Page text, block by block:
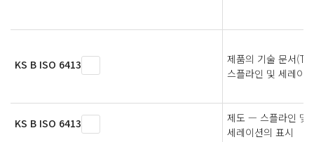
KS B ISO 6413
제품의 기술 문서
스플라인 및 세레이
KS B ISO 6413
제도 — 스플라인 및
세레이션의 표시